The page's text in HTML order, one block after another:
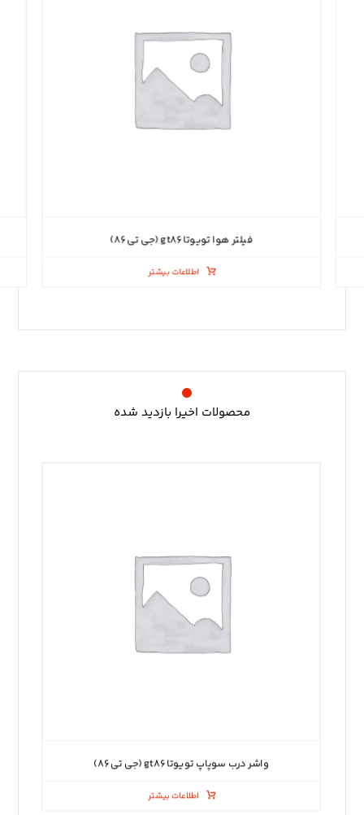
فیلتر هوا تویوتا gt۸۶ (جی تی ۸۶)
اطلاعات بیشتر
محصولات اخیرا بازدید شده
واشر درب سوپاپ تویوتا gt۸۶ (جی تی ۸۶)
اطلاعات بیشتر